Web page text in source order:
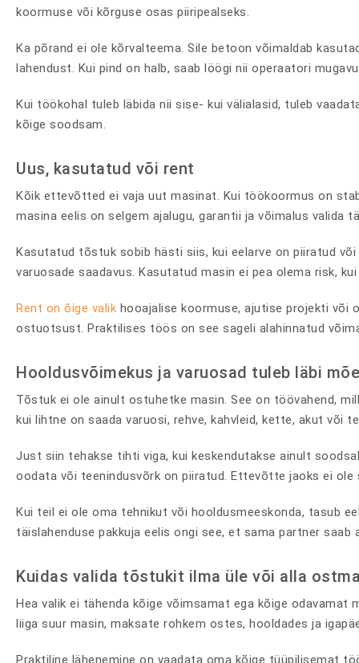
koormuse või kõrguse osas piiripealseks.
Ka põrand ei ole kõrvalteema. Sile betoon võimaldab
lahendust. Kui pind on halb, saab löögi nii operaatori
Kui töökohal tuleb läbida nii sise- kui välialasid, tuleb
kõige soodsam.
Uus, kasutatud või rent
Kõik ettevõtted ei vaja uut masinat. Kui töökoormus on
masina eelis on selgem ajalugu, garantii ja võimalus valida
Kasutatud tõstuk sobib hästi siis, kui eelarve on piiratud
varuosade saadavus. Kasutatud masin ei pea olema risk,
Rent on õige valik hooajalise koormuse, ajutise projekti
ostuotsust. Praktilises töös on see sageli alahinnatud
Hooldusvõimekus ja varuosad tuleb läbi
Tõstuk ei ole ainult ostuhetke masin. See on töövahend,
kui lihtne on saada varuosi, rehve, kahvleid, kette, akut või
Just siin tehakse tihti viga, kui keskendutakse ainult
oodata või teenindusvõrk on piiratud. Ettevõtte jaoks ei
Kui teil ei ole oma tehnikut või hooldusmeeskonda, tasub
täislahenduse pakkuja eelis ongi see, et sama partner
Kuidas valida tõstukit ilma üle või alla
Hea valik ei tähenda kõige võimsamat ega kõige
liiga suur masin, maksate rohkem ostes, hooldades ja
Praktiline lähenemine on vaadata oma kõige tüüpilisemat